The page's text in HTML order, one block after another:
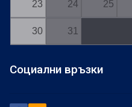
23 24 25
30 31
Социални връзки